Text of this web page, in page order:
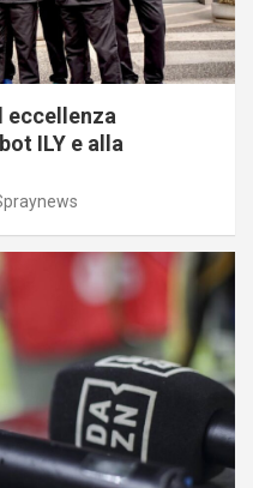
eccellenza
ILY e alla